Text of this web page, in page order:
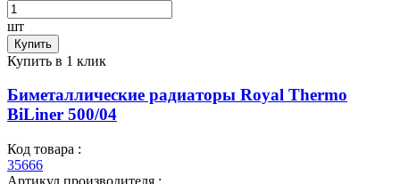
шт
Купить
Купить в 1 клик
Биметаллические радиаторы Royal Thermo
BiLiner 500/04
Код товара :
35666
Артикул производителя :